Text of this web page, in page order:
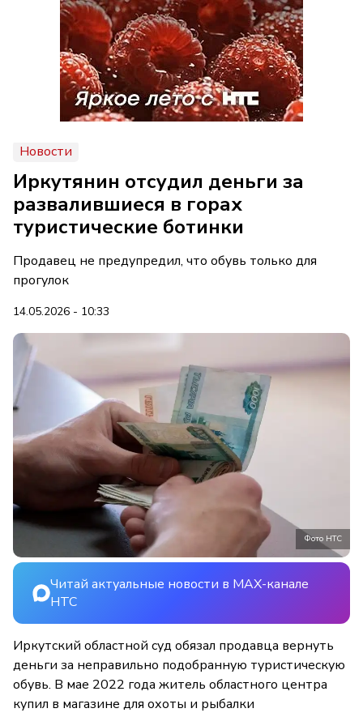
Новости
Иркутянин отсудил деньги за
развалившиеся в горах
туристические ботинки
Продавец не предупредил, что обувь только для
прогулок
14.05.2026 - 10:33
Фото НТС
Читай актуальные новости в MAX-канале
НТС
Иркутский областной суд обязал продавца вернуть
деньги за неправильно подобранную туристическую
обувь. В мае 2022 года житель областного центра
купил в магазине для охоты и рыбалки